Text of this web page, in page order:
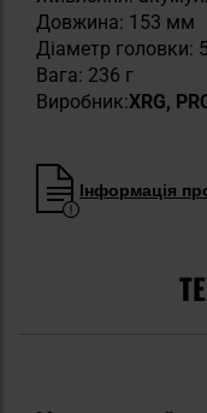
Довжина: 153 мм
Діаметр головки:
Вага: 236 г
Виробник:XRG,
Інформація